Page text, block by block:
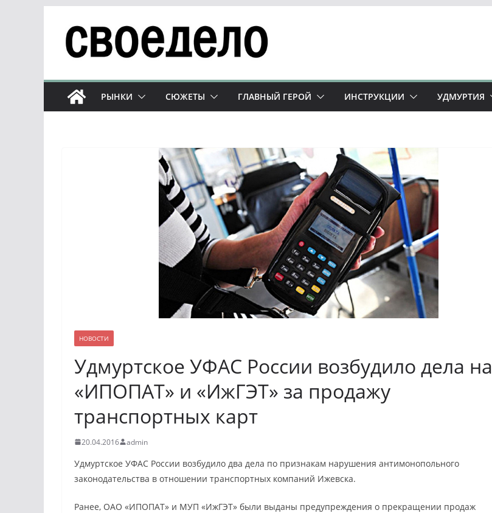
содержимому
РЫНКИ СЮЖЕТЫ ГЛАВНЫЙ ГЕРОЙ ИНСТРУКЦИИ УДМУРТИЯ
НОВОСТИ
Удмуртское УФАС России возбудило дела на
«ИПОПАТ» и «ИжГЭТ» за продажу
транспортных карт
20.04.2016 admin
Удмуртское УФАС России возбудило два дела по признакам нарушения антимонопольного
законодательства в отношении транспортных компаний Ижевска.
Ранее, ОАО «ИПОПАТ» и МУП «ИжГЭТ» были выданы предупреждения о прекращении продаж